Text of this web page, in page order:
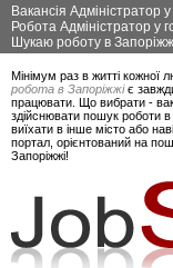
Вакансія Адміністратор
Робота Адміністратор у
Шукаю роботу в
Мінімум раз в житті кожної
робота в Запоріжжіє
працювати. Що вибрати -
здійснювати пошук роботи
виїхати в інше місто або
портал, орієнтований на
Запоріжжі!